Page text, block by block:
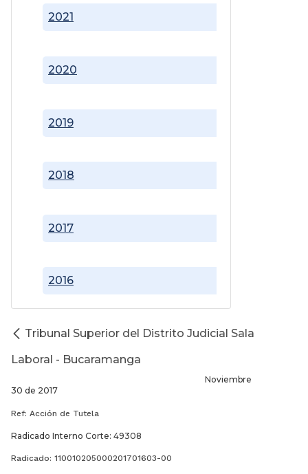
2016
2017
2018
2019
2020
2021
Tribunal Superior del Distrito Judicial Sala
Laboral - Bucaramanga
Noviembre
30 de 2017
Ref: Acción de Tutela
Radicado Interno Corte: 49308
Radicado: 110010205000201701603-00